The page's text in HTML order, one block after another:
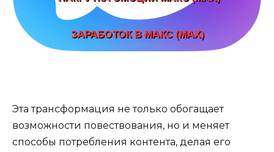
Эта трансформация не только обогащает
возможности повествования, но и меняет
способы потребления контента, делая его